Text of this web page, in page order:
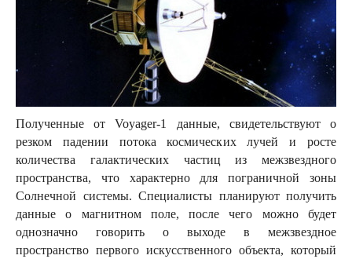
Полученные от Voyager-1 данные, свидетельствуют о
резком падении потока космических лучей и росте
количества галактических частиц из межзвездного
пространства, что характерно для пограничной зоны
Солнечной системы. Специалисты планируют получить
данные о магнитном поле, после чего можно будет
однозначно говорить о выходе в межзвездное
пространство первого искусственного объекта, который